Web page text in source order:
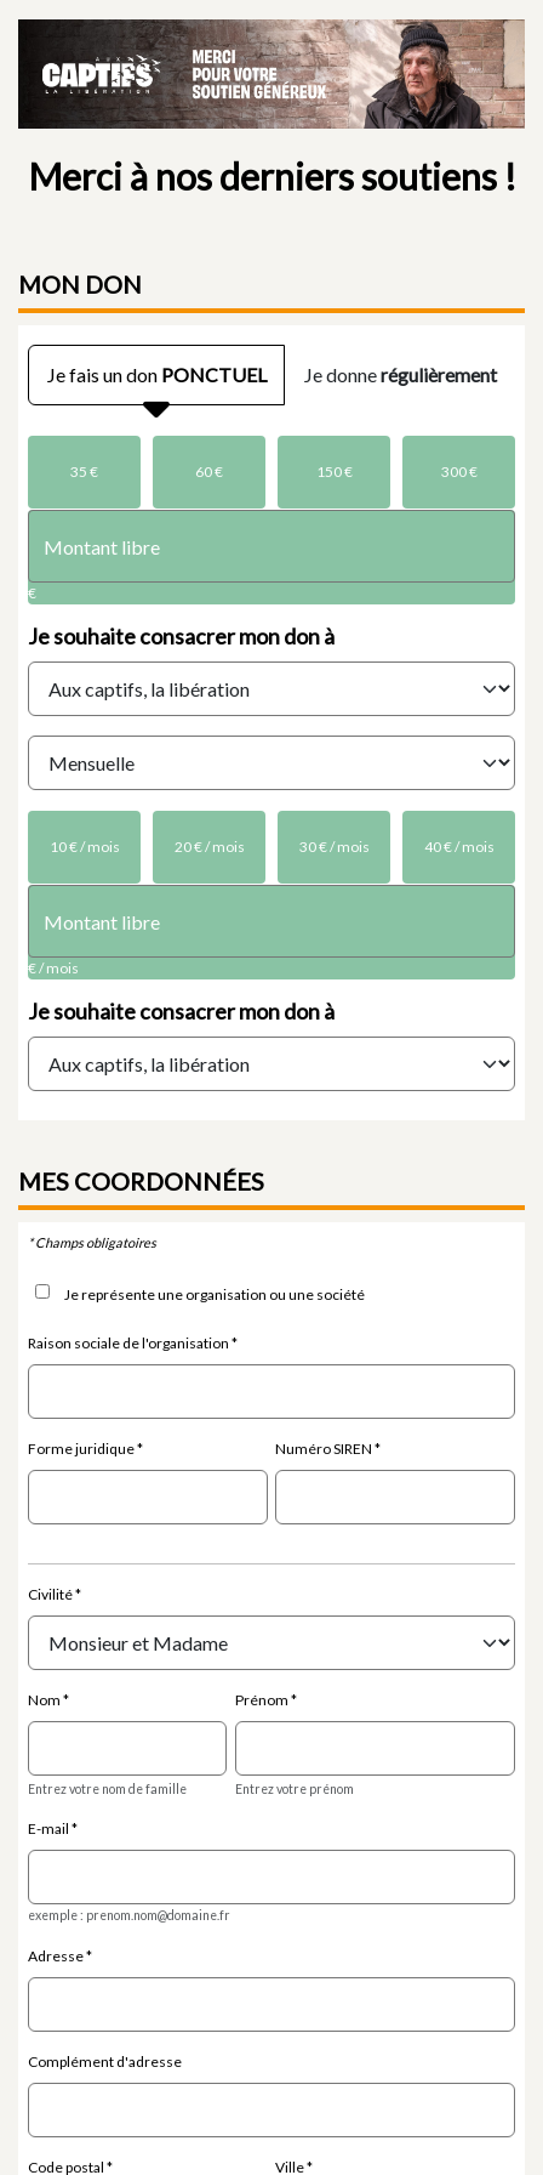
Merci à nos derniers soutiens !
MON DON
Je fais un donPONCTUEL Je donnerégulièrement
35 € 60 € 150 € 300 €
€
Je souhaiteconsacrer mon don à
10 € / mois 20 € / mois 30 € / mois 40 € / mois
€ / mois
Je souhaiteconsacrer mon don à
MES COORDONNÉES
* Champs obligatoires
Je représente une organisation ou une société
Raison sociale de l'organisation
Forme juridique Numéro SIREN
Civilité
Nom
Entrez votre nom de famille
Prénom
Entrez votre prénom
E-mail
exemple : prenom.nom@domaine.fr
Adresse
Complément d'adresse
Code postal Ville